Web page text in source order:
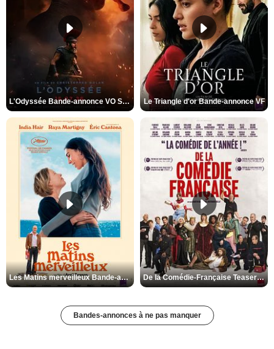
L'Odyssée Bande-annonce VO STFR Le Triangle d'or Bande-annonce VF
Les Matins merveilleux Bande-annonce VF De la Comédie-Française Teaser VF
Bandes-annonces à ne pas manquer